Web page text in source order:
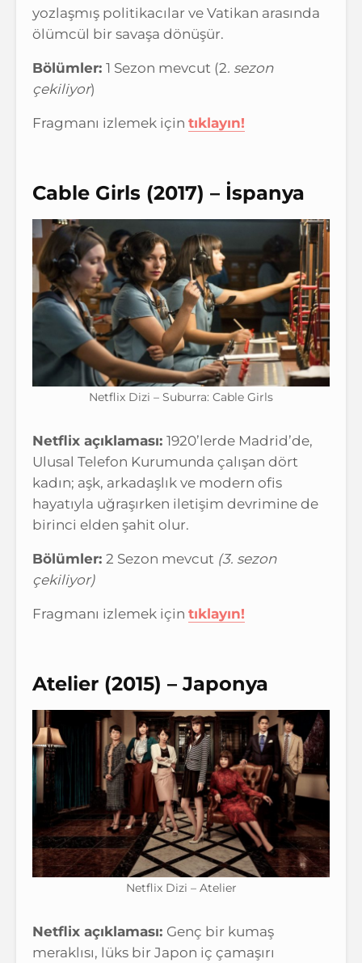
yozlaşmış politikacılar ve Vatikan arasında
ölümcül bir savaşa dönüşür.
Bölümler: 1 Sezon mevcut (2. sezon
çekiliyor)
Fragmanı izlemek için tıklayın!
Cable Girls (2017) – İspanya
Netflix Dizi – Suburra: Cable Girls
Netflix açıklaması: 1920’lerde Madrid’de,
Ulusal Telefon Kurumunda çalışan dört
kadın; aşk, arkadaşlık ve modern ofis
hayatıyla uğraşırken iletişim devrimine de
birinci elden şahit olur.
Bölümler: 2 Sezon mevcut (3. sezon
çekiliyor)
Fragmanı izlemek için tıklayın!
Atelier (2015) – Japonya
Netflix Dizi – Atelier
Netflix açıklaması: Genç bir kumaş
meraklısı, lüks bir Japon iç çamaşırı